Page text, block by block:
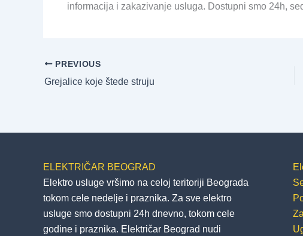
informacija i zakazivanje usluga. Dostupni smo 24h,
PREVIOUS
Grejalice koje štede struju
ELEKTRIČAR BEOGRAD
Elektro usluge vršimo na celoj teritoriji Beograda
tokom cele nedelje i praznika. Za sve elektro
usluge smo dostupni 24h dnevno, tokom cele
godine i praznika. Električar Beograd nudi